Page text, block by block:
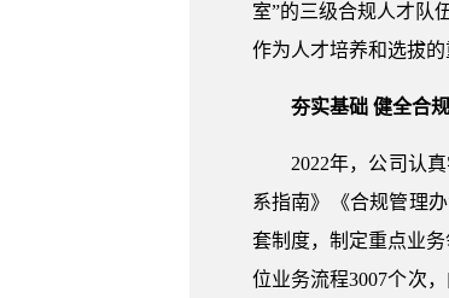
室”的三级合规人才队
作为人才培养和选拔的
夯实基础 健全合
2022年，公司认
系指南》《合规管理
套制度，制定重点业
位业务流程3007个次